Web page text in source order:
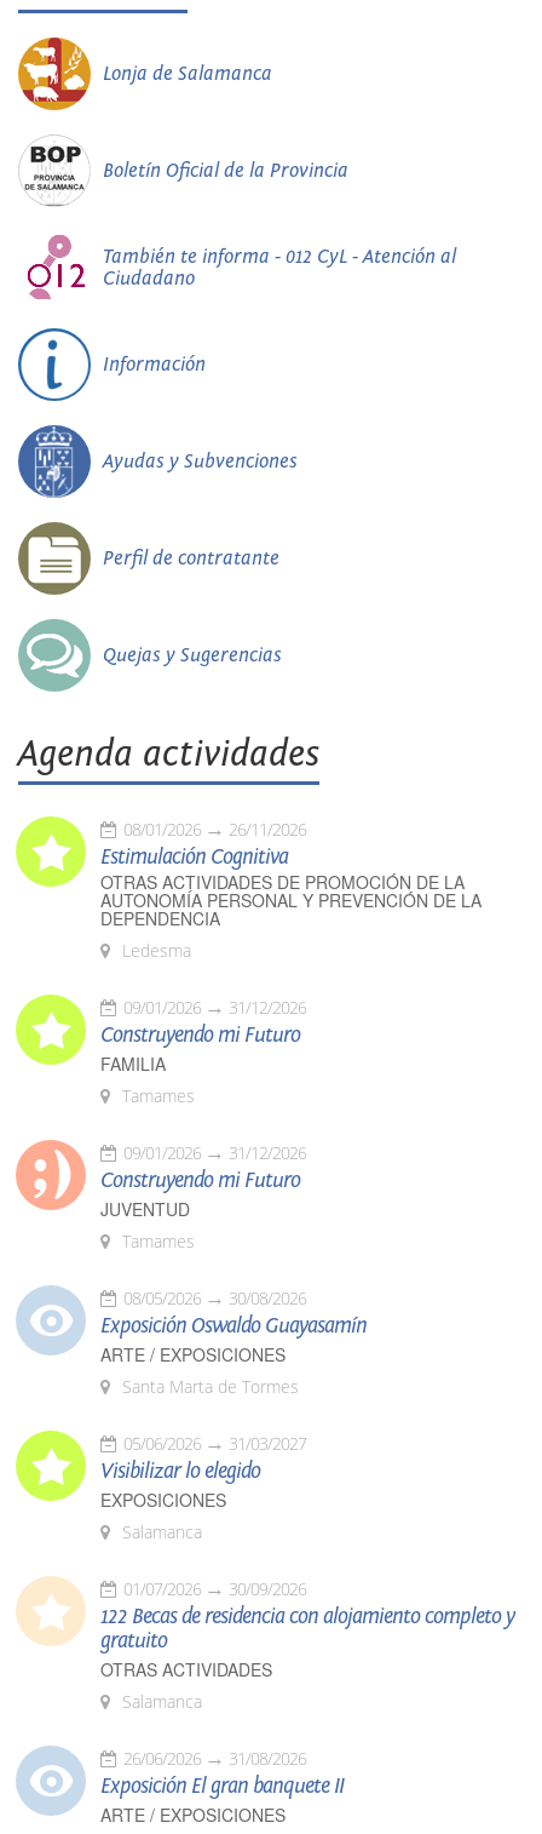
Lonja de Salamanca
Boletín Oficial de la Provincia
También te informa - 012 CyL - Atención al
Ciudadano
Información
Ayudas y Subvenciones
Perfil de contratante
Quejas y Sugerencias
Agenda actividades
08/01/2026 26/11/2026
Estimulación Cognitiva
OTRAS ACTIVIDADES DE PROMOCIÓN DE LA
AUTONOMÍA PERSONAL Y PREVENCIÓN DE LA
DEPENDENCIA
Ledesma
09/01/2026 31/12/2026
Construyendo mi Futuro
FAMILIA
Tamames
09/01/2026 31/12/2026
Construyendo mi Futuro
JUVENTUD
Tamames
08/05/2026 30/08/2026
Exposición Oswaldo Guayasamín
ARTE / EXPOSICIONES
Santa Marta de Tormes
05/06/2026 31/03/2027
Visibilizar lo elegido
EXPOSICIONES
Salamanca
01/07/2026 30/09/2026
122 Becas de residencia con alojamiento completo y
gratuito
OTRAS ACTIVIDADES
Salamanca
26/06/2026 31/08/2026
Exposición El gran banquete II
ARTE / EXPOSICIONES